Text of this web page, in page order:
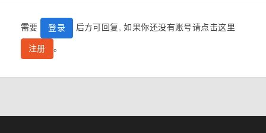
需要 登录 后方可回复, 如果你还没有账号请点击这里
注册 。